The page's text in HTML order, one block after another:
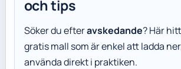
och tips
Söker du efteravskedande? Här
gratis mall som är enkel att ladda
använda direkt i praktiken.